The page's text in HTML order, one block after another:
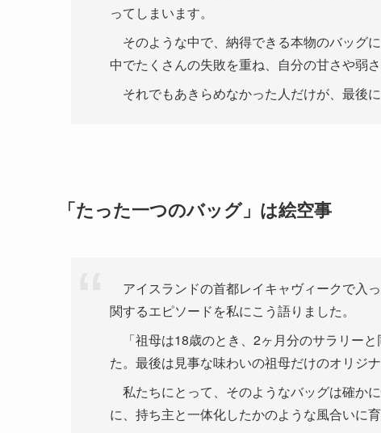
ってしまいます。
そのような中で、納得できる本物のバッグ
中でたくさんの失敗を重ね、自分の甘さや弱
それでもあきらめなかった人だけが、最後
「たった一つのバッグ」は絵空事
アイスランドの首都レイキャヴィークで入
関するエピソードを私にこう語りました。
「祖母は18歳のとき、2ヶ月分のサラリー
た。最後は見事な味わいの祖母だけのオリジ
私たちにとって、そのようなバッグは確か
に、持ち主と一体化したかのような風合いに